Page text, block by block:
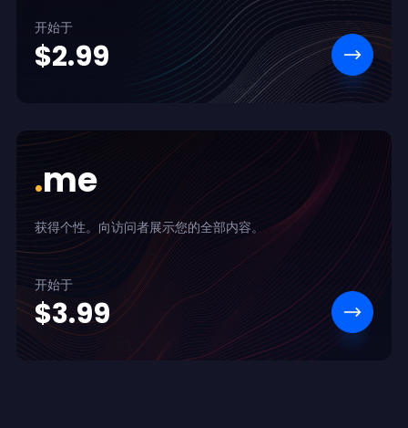
开始于
$2.99
.me
获得个性。向访问者展示您的全部内容。
开始于
$3.99